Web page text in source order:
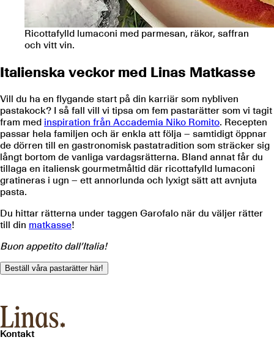
Ricottafylld lumaconi med parmesan, räkor, saffran
och vitt vin.
Italienska veckor med Linas Matkasse
Vill du ha en flygande start på din karriär som nybliven
pastakock? I så fall vill vi tipsa om fem pastarätter som vi tagit
fram med inspiration från Accademia Niko Romito. Recepten
passar hela familjen och är enkla att följa – samtidigt öppnar
de dörren till en gastronomisk pastatradition som sträcker sig
långt bortom de vanliga vardagsrätterna. Bland annat får du
tillaga en italiensk gourmetmåltid där ricottafylld lumaconi
gratineras i ugn – ett annorlunda och lyxigt sätt att avnjuta
pasta.
Du hittar rätterna under taggen Garofalo när du väljer rätter
till din matkasse!
Buon appetito dall’Italia!
Beställ våra pastarätter här!
Kontakt